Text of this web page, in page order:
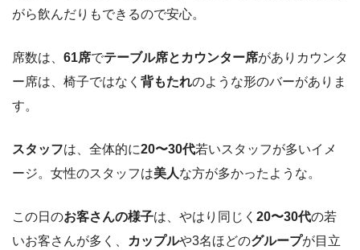
がら飲んだりもできるので安心。
席数は、 61席でテーブル席とカウンター席がありカウンタ
ー席は、椅子ではなく 背もたれのような形のバーがありま
す。
スタッフは、全体的に20〜30代若いスタッフが多いイメ
ージ。女性のスタッフは美人な方が多かったような。
この日のお客さんの様子は、やはり同じく 20〜30代の若
いお客さんが多く、
カップルや3名ほどのグループが目立